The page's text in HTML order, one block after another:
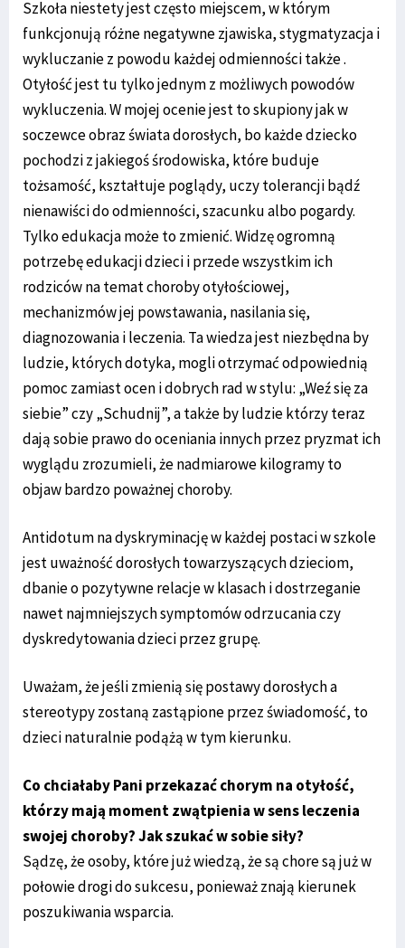
Szkoła niestety jest często miejscem, w którym
funkcjonują różne negatywne zjawiska, stygmatyzacja i
wykluczanie z powodu każdej odmienności także .
Otyłość jest tu tylko jednym z możliwych powodów
wykluczenia. W mojej ocenie jest to skupiony jak w
soczewce obraz świata dorosłych, bo każde dziecko
pochodzi z jakiegoś środowiska, które buduje
tożsamość, kształtuje poglądy, uczy tolerancji bądź
nienawiści do odmienności, szacunku albo pogardy.
Tylko edukacja może to zmienić. Widzę ogromną
potrzebę edukacji dzieci i przede wszystkim ich
rodziców na temat choroby otyłościowej,
mechanizmów jej powstawania, nasilania się,
diagnozowania i leczenia. Ta wiedza jest niezbędna by
ludzie, których dotyka, mogli otrzymać odpowiednią
pomoc zamiast ocen i dobrych rad w stylu: „Weź się za
siebie” czy „Schudnij”, a także by ludzie którzy teraz
dają sobie prawo do oceniania innych przez pryzmat ich
wyglądu zrozumieli, że nadmiarowe kilogramy to
objaw bardzo poważnej choroby.
Antidotum na dyskryminację w każdej postaci w szkole
jest uważność dorosłych towarzyszących dzieciom,
dbanie o pozytywne relacje w klasach i dostrzeganie
nawet najmniejszych symptomów odrzucania czy
dyskredytowania dzieci przez grupę.
Uważam, że jeśli zmienią się postawy dorosłych a
stereotypy zostaną zastąpione przez świadomość, to
dzieci naturalnie podążą w tym kierunku.
Co chciałaby Pani przekazać chorym na otyłość,
którzy mają moment zwątpienia w sens leczenia
swojej choroby? Jak szukać w sobie siły?
Sądzę, że osoby, które już wiedzą, że są chore są już w
połowie drogi do sukcesu, ponieważ znają kierunek
poszukiwania wsparcia.